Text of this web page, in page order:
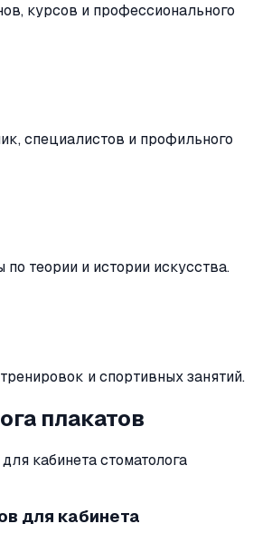
курсов и профессионального
специалистов и профильного
теории и истории искусства.
и спортивных занятий.
плакатов
для кабинета